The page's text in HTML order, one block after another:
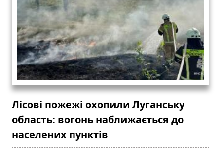
Лісові пожежі охопили Луганську
область: вогонь наближається до
населених пунктів